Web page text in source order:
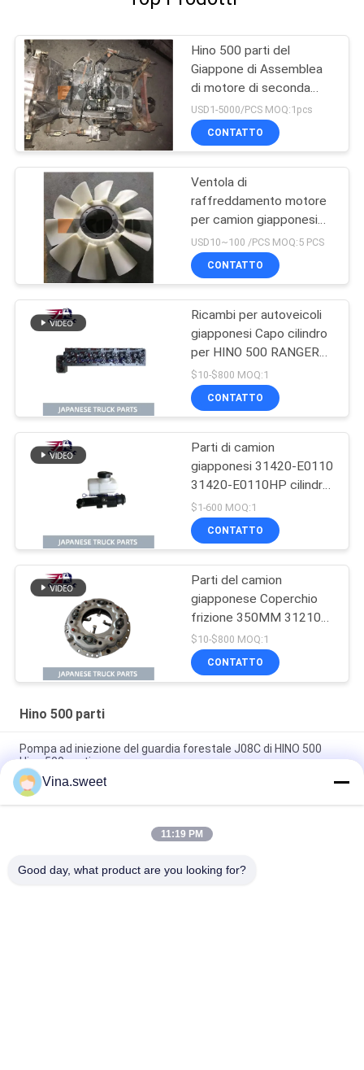
Hino 500 parti del
Giappone di Assemblea
di motore di seconda
mano con la trasmissione
per la buona condizione
della gamma J08CT di
USD1-5000/PCS MOQ:1pcs
CONTATTO
Ventola di
raffreddamento motore
per camion giapponesi
per HINO 500 RANGER
J08E EURO 4 10 PALE
USD10~100 /PCS MOQ:5 PCS
CONTATTO
Ricambi per autoveicoli
giapponesi Capo cilindro
per HINO 500 RANGER
J08C-UJ J08CT OEM
11101-E0541
$10-$800 MOQ:1
CONTATTO
Parti di camion
giapponesi 31420-E0110
31420-E0110HP cilindro
principale di frizione per
HINO 500 J08E
$1-600 MOQ:1
CONTATTO
Parti del camion
giapponese Coperchio
frizione 350MM 31210-
2621 HNC540 per
camion HINO 500
RANGER J08C J08CT in
$10-$800 MOQ:1
CONTATTO
Hino 500 parti
Pompa ad iniezione del guardia forestale J08C di HINO 500
Hino 500 parti
Pistone di Hino J08E delle componenti del motore del camion
S130A-E0101
Ricambi auto Hino dell'albero a camme del guardia forestale
Vina.sweet
11:19 PM
Good day, what product are you looking for?